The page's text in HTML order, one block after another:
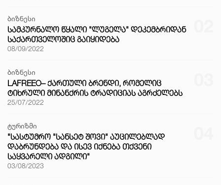
ბიზნესი
ᲡᲐᲛᲙᲣᲠᲜᲐᲚᲝ ᲬᲧᲐᲚᲘ "ᲚᲣᲒᲔᲚᲐ" ᲓᲔᲙᲔᲛᲑᲠᲘᲓᲐᲜ
ᲡᲐᲥᲐᲠᲗᲕᲔᲚᲝᲨᲘᲪ ᲒᲐᲘᲧᲘᲓᲔᲑᲐ
08/09/2022
ბიზნესი
LAFREEO– ᲥᲐᲠᲗᲣᲚᲘ ᲑᲠᲔᲜᲓᲘ, ᲠᲝᲛᲔᲚᲘᲪ
ᲢᲘᲮᲠᲣᲚᲘ ᲛᲘᲜᲐᲜᲥᲠᲘᲡ ᲢᲠᲐᲓᲘᲪᲘᲐᲡ ᲐᲒᲠᲫᲔᲚᲔᲑᲡ
25/07/2022
ტურიზმი
"ᲡᲐᲡᲢᲣᲛᲠᲝ "ᲡᲐᲜᲡᲔᲢ ᲨᲝᲕᲘ" ᲐᲣᲪᲘᲚᲔᲑᲚᲐᲓ
ᲓᲐᲑᲠᲣᲜᲓᲔᲑᲐ ᲓᲐ ᲘᲡᲔᲕ ᲘᲥᲜᲔᲑᲐ ᲗᲥᲕᲔᲜᲘ
ᲡᲐᲧᲕᲐᲠᲔᲚᲘ ᲐᲓᲒᲘᲚᲘ"
03/08/2023